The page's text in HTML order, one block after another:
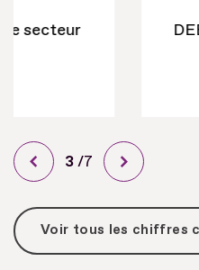
DEBOE entrés en
Diapo
4 /sur
7
Voir tous les chiffres